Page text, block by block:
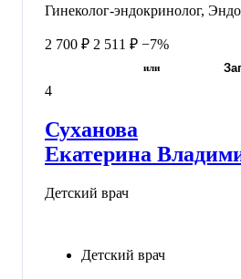
Гинеколог-эндокринолог,
2 700 ₽ 2 511 ₽ −7%
или
4
Суханова
Екатерина
Детский врач
Детский врач